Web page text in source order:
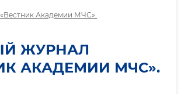
Академии МЧС».
ЖУРНАЛ
АКАДЕМИИ МЧС».